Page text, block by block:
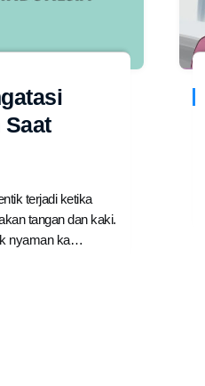
Saat
terjadi ketika
tangan dan kaki.
nyaman ka…